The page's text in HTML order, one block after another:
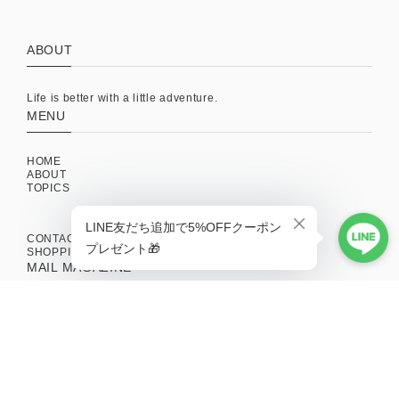
ABOUT
Life is better with a little adventure.
MENU
HOME
ABOUT
TOPICS
CONTACT
SHOPPING GUIDE
MAIL MAGAZINE